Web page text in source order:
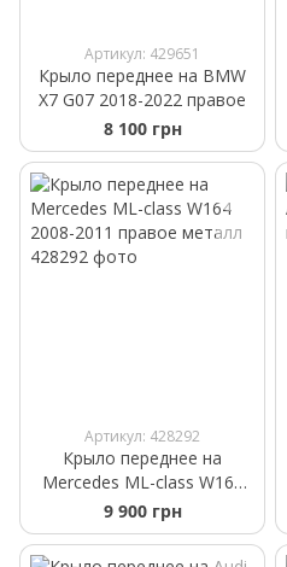
Артикул: 429651
Крыло переднее на BMW
X7 G07 2018-2022 правое
8 100 грн
Артикул: 428292
Крыло переднее на
Mercedes ML-class W164
2008-2011 правое металл
9 900 грн